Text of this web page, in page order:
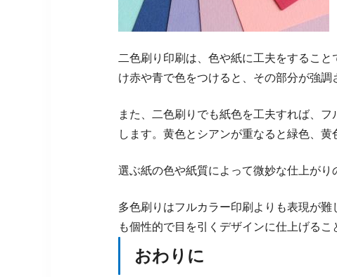
二色刷り印刷は、色や紙に工夫をするこ
け赤や青で色をつけると、その部分が強
また、二色刷りでも紙色を工夫すれば、
します。黄色とシアンが重なると緑色、
選ぶ紙の色や紙質によって微妙な仕上が
多色刷りはフルカラー印刷よりも表現が
も個性的で目を引くデザインに仕上げるこ
おわりに